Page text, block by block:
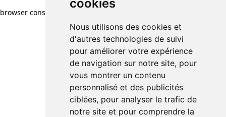
cookies
Nous utilisons des cookies et
d'autres technologies de suivi
pour améliorer votre expérience
de navigation sur notre site, pour
vous montrer un contenu
personnalisé et des publicités
ciblées, pour analyser le trafic de
notre site et pour comprendre la
browser console for more information)